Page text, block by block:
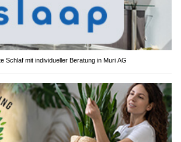
Schlaf mit individueller Beratung in Muri AG